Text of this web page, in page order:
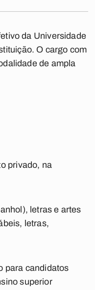
da Universidade
O cargo com
de ampla
privado, na
letras e artes
letras,
para candidatos
superior